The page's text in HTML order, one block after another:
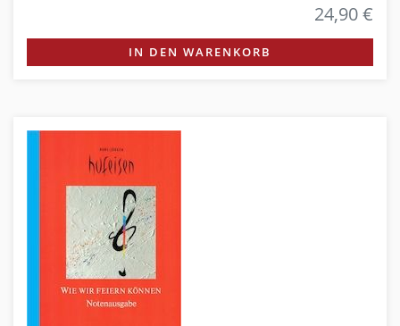
24,90 €
IN DEN WARENKORB